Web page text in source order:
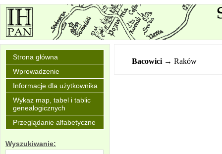
Strona główna
Wprowadzenie
Informacje dla użytkownika
Wykaz map, tabel i tablic
genealogicznych
Przeglądanie alfabetyczne
Wyszukiwanie:
Bacowici → Raków